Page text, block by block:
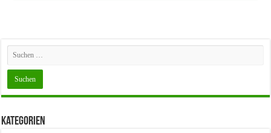
Kategorien